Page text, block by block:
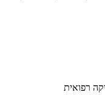
רפואית